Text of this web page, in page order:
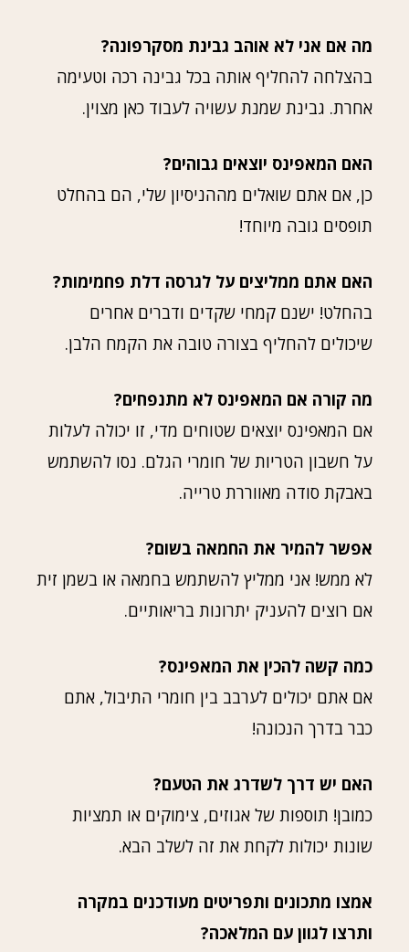
מה אם אני לא אוהב גבינת מסקרפונה?
בהצלחה להחליף אותה בכל גבינה רכה וטעימה
אחרת. גבינת שמנת עשויה לעבוד כאן מצוין.
האם המאפינס יוצאים גבוהים?
כן, אם אתם שואלים מההניסיון שלי, הם בהחלט
תופסים גובה מיוחד!
האם אתם ממליצים על לגרסה דלת פחמימות?
בהחלט! ישנם קמחי שקדים ודברים אחרים
שיכולים להחליף בצורה טובה את הקמח הלבן.
מה קורה אם המאפינס לא מתנפחים?
אם המאפינס יוצאים שטוחים מדי, זו יכולה לעלות
על חשבון הטריות של חומרי הגלם. נסו להשתמש
באבקת סודה מאווררת טרייה.
אפשר להמיר את החמאה בשום?
לא ממש! אני ממליץ להשתמש בחמאה או בשמן זית
אם רוצים להעניק יתרונות בריאותיים.
כמה קשה להכין את המאפינס?
אם אתם יכולים לערבב בין חומרי התיבול, אתם
כבר בדרך הנכונה!
האם יש דרך לשדרג את הטעם?
כמובן! תוספות של אגוזים, צימוקים או תמציות
שונות יכולות לקחת את זה לשלב הבא.
אמצו מתכונים ותפריטים מעודכנים במקרה
ותרצו לגוון עם המלאכה?